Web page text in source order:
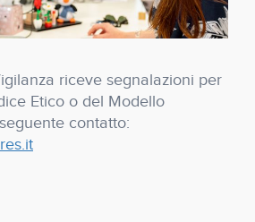
riceve segnalazioni per
Etico o del Modello
contatto: